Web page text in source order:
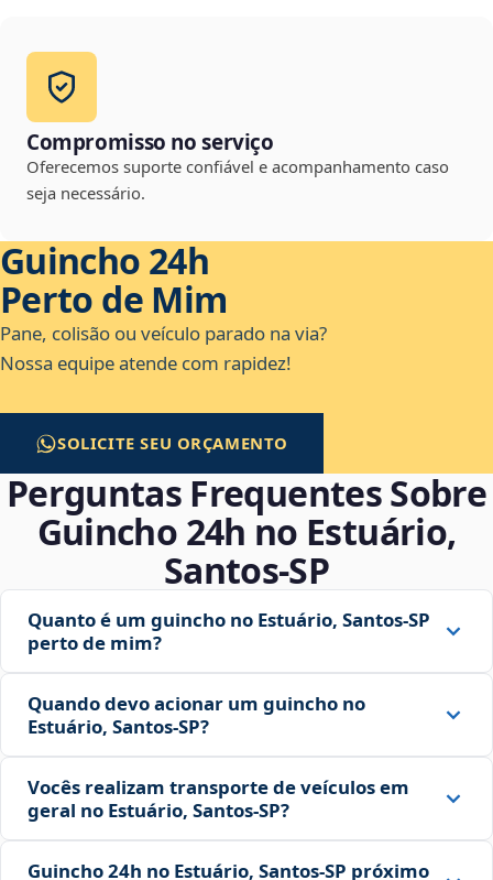
Compromisso no serviço
Oferecemos suporte confiável e acompanhamento caso
seja necessário.
Guincho 24h
Perto de Mim
Pane, colisão ou veículo parado na via?
Nossa equipe atende com rapidez!
SOLICITE SEU ORÇAMENTO
Perguntas Frequentes Sobre
Guincho 24h no Estuário,
Santos‑SP
Quanto é um guincho no Estuário, Santos‑SP
perto de mim?
Quando devo acionar um guincho no
Estuário, Santos‑SP?
Vocês realizam transporte de veículos em
geral no Estuário, Santos‑SP?
Guincho 24h no Estuário, Santos‑SP próximo